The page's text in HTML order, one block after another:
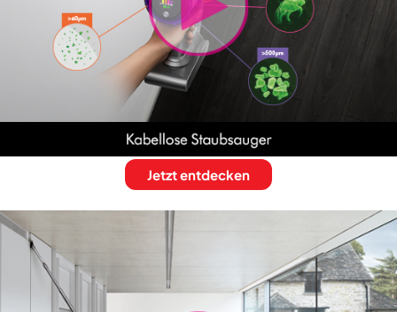
Jetzt entdecken